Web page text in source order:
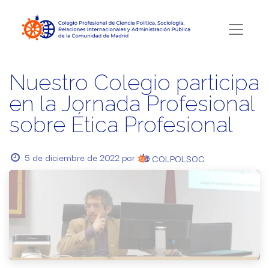
Nuestro Colegio participa
en la Jornada Profesional
sobre Ética Profesional
5 de diciembre de 2022 por COLPOLSOC